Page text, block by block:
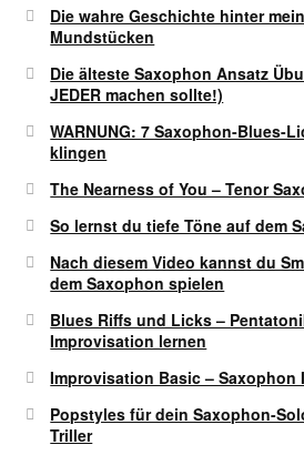
Die wahre Geschichte hinter
Mundstücken
Die älteste Saxophon Ansatz
JEDER machen sollte!)
WARNUNG: 7 Saxophon-Blues-
klingen
The Nearness of You – Tenor
So lernst du tiefe Töne auf dem
Nach diesem Video kannst du
dem Saxophon spielen
Blues Riffs und Licks –
Improvisation lernen
Improvisation Basic – Saxophon
Popstyles für dein Saxophon-
Triller